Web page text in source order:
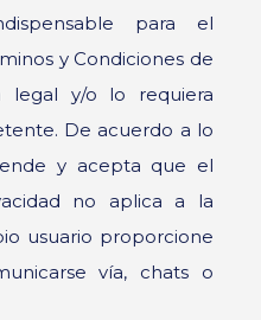
para el
y Condiciones de
legal y/o lo requiera
De acuerdo a lo
y acepta que el
no aplica a la
usuario proporcione
vía, chats o